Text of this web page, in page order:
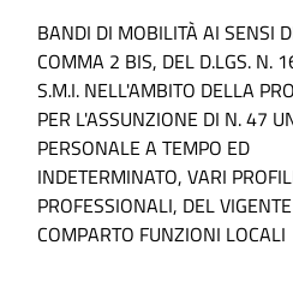
BANDI DI MOBILITÀ AI SENSI
COMMA 2 BIS, DEL D.LGS. N.
S.M.I. NELL'AMBITO DELLA
PER L'ASSUNZIONE DI N. 47
PERSONALE A TEMPO ED
INDETERMINATO, VARI
PROFESSIONALI, DEL
COMPARTO FUNZIONI LOCALI